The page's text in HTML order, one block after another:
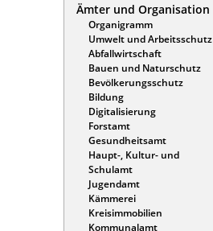
Ämter und Organisation
Organigramm
Umwelt und Arbeitsschutz
Abfallwirtschaft
Bauen und Naturschutz
Bevölkerungsschutz
Bildung
Digitalisierung
Forstamt
Gesundheitsamt
Haupt-, Kultur- und
Schulamt
Jugendamt
Kämmerei
Kreisimmobilien
Kommunalamt